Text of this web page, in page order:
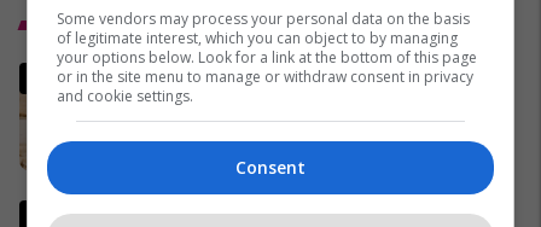
Top 5
Ditë historike në Stuttgart:
origjinë nga Turqia, zonja e
Kanadaja
13/05/2026
Rrahja në Skenderaj, reagon
Some vendors may process your personal data on the basis
of legitimate interest, which you can object to by managing
your options below. Look for a link at the bottom of this page
or in the site menu to manage or withdraw consent in privacy
and cookie settings.
Consent